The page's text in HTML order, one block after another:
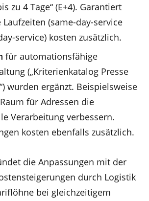
zu 4 Tage“ (E+4). Garantiert
(same-day-service
service) kosten zusätzlich.
für automationsfähige
(„Kriterienkatalog Presse
wurden ergänzt. Beispielsweise
für Adressen die
Verarbeitung verbessern.
kosten ebenfalls zusätzlich.
die Anpassungen mit der
durch Logistik
bei gleichzeitigem